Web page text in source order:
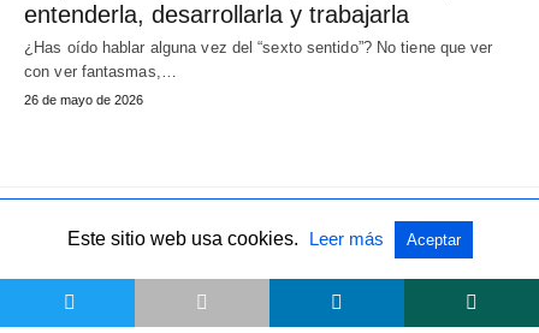
entenderla, desarrollarla y trabajarla
¿Has oído hablar alguna vez del “sexto sentido”? No tiene que ver
con ver fantasmas,…
26 de mayo de 2026
Todos los derechos reservados Ver la versión no-AMP
Este sitio web usa cookies. Leer más Aceptar